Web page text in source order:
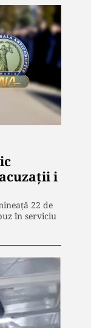
i
22 de
în serviciu